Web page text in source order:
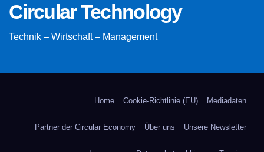
Circular Technology
Technik – Wirtschaft – Management
Home Cookie-Richtlinie (EU) Mediadaten
Partner der Circular Economy Über uns Unsere Newsletter